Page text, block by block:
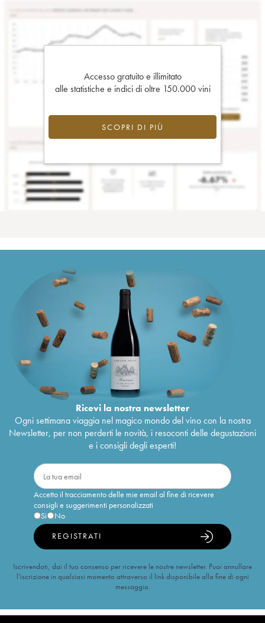
Accesso gratuito e illimitato
alle statistiche e indici di oltre 150.000 vini
SCOPRI DI PIÙ
Ricevi la nostra newsletter
Ogni settimana viaggia nel magico mondo del vino con la nostra
Newsletter, per non perderti le novità, i resoconti delle degustazioni
e i consigli degli esperti!
Accetto il tracciamento delle mie email al fine di ricevere
consigli e suggerimenti personalizzati
Sì
No
REGISTRATI
Iscrivendoti, dai il tuo consenso per ricevere le nostre newsletter. Puoi annullare
l’iscrizione in qualsiasi momento attraverso il link disponibile alla fine di ogni
messaggio.